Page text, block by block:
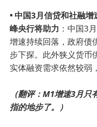
• 中国3月信贷和社融
峰央行将助力 ：中国3
增速持续回落，政府债
步下探。此外狭义货币
实体融资需求依然较弱
（翻评：M1增速3月
指的地步了。）